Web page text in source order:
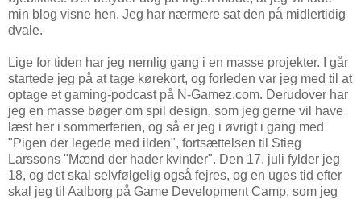
min blog visne hen. Jeg har nærmere sat den på midlertidig
dvale.
Lige for tiden har jeg nemlig gang i en masse projekter. I går
startede jeg på at tage kørekort, og forleden var jeg med til at
optage et gaming-podcast på N-Gamez.com. Derudover har
jeg en masse bøger om spil design, som jeg gerne vil have
læst her i sommerferien, og så er jeg i øvrigt i gang med
"Pigen der legede med ilden", fortsættelsen til Stieg
Larssons "Mænd der hader kvinder". Den 17. juli fylder jeg
18, og det skal selvfølgelig også fejres, og en uges tid efter
skal jeg til Aalborg på Game Development Camp, som jeg